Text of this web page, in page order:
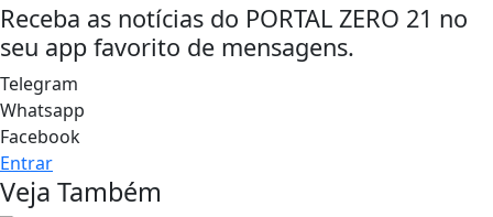
Receba as notícias do PORTAL ZERO 21 no
seu app favorito de mensagens.
Telegram
Whatsapp
Facebook
Entrar
Veja Também